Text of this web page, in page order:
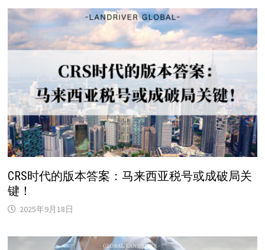
CRS时代的版本答案：马来西亚税号或成破局关
键！
2025年9月18日